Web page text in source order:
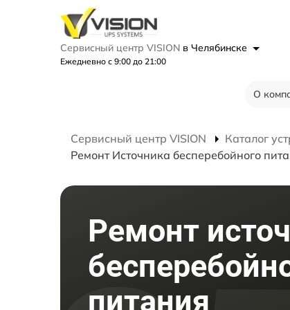
Сервисный центр VISION в Челябинске
Ежедневно с 9:00 до 21:00
О
Сервисный центр VISION Каталог
Ремонт Источника бесперебойного
Ремонт
питания